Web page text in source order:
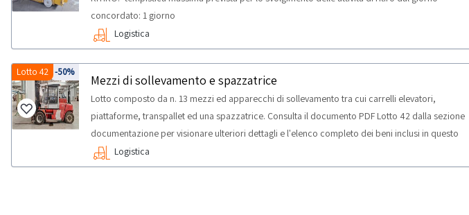
concordato: 1 giorno
Logistica
-50%
Lotto 42
Mezzi di sollevamento e spazzatrice
Lotto composto da n. 13 mezzi ed apparecchi di sollevamento tra cui carrelli elevatori,
piattaforme, transpallet ed una spazzatrice. Consulta il documento PDF Lotto 42 dalla sezione
documentazione per visionare ulteriori dettagli e l'elenco completo dei beni inclusi in questo
lotto.I beni sono ubicati a Mondolfo e Trecastelli.NOTE PER RITIRO:- tempistica massima prevista
per lo svolgimento delle attività di ritiro dal giorno concordato: 4 giorni
Logistica